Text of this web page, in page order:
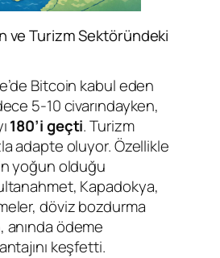
ve Turizm Sektöründeki
Bitcoin kabul eden
5-10 civarındayken,
180’i geçti. Turizm
adapte oluyor. Özellikle
yoğun olduğu
Kapadokya,
döviz bozdurma
ödeme
keşfetti.